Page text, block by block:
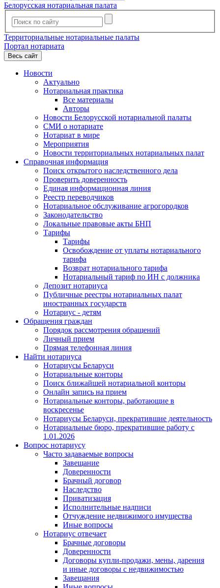
Белорусская нотариальная палата
Территориальные нотариальные палаты
Портал нотариата
Весь сайт
Новости
Актуально
Нотариальная практика
Все материалы
Авторы
Новости Белорусской нотариальной палаты
СМИ о нотариате
Нотариат в мире
Мероприятия
Новости территориальных нотариальных палат
Справочная информация
Поиск открытого наследственного дела
Проверить доверенность
Единая информационная линия
Реестр переводчиков
Нотариальное обслуживание агрогородков
Законодательство
Локальные правовые акты БНП
Тарифы
Тарифы
Освобождение от уплаты нотариального
тарифа
Возврат нотариального тарифа
Нотариальный тариф по ИН с должника
Депозит нотариуса
Публичные реестры нотариальных палат
иностранных государств
Нотариус - детям
Обращения граждан
Порядок рассмотрения обращений
Личный прием
Прямая телефонная линия
Найти нотариуса
Нотариусы Беларуси
Нотариальные конторы
Поиск ближайшей нотариальной конторы
Онлайн запись на прием
Нотариальные конторы, работающие в
воскресенье
Нотариусы Беларуси, прекратившие деятельность
Нотариальные бюро, прекратившие работу с
1.01.2026
Вопрос нотариусу
Часто задаваемые вопросы
Завещание
Доверенности
Брачный договор
Наследство
Приватизация
Исполнительные надписи
Отчуждение недвижимого имущества
Иные вопросы
Нотариус отвечает
Брачные договоры
Доверенности
Договоры купли-продажи, мены, дарения
и иные договоры с недвижимостью
Завещания